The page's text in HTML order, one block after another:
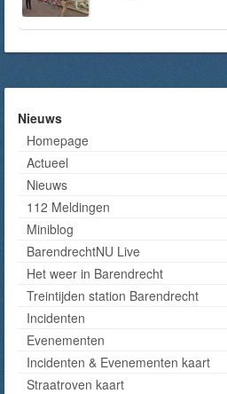
Nieuws
Homepage
Actueel
Nieuws
112 Meldingen
Miniblog
BarendrechtNU Live
Het weer in Barendrecht
Treintijden station Barendrecht
Incidenten
Evenementen
Incidenten & Evenementen kaart
Straatroven kaart